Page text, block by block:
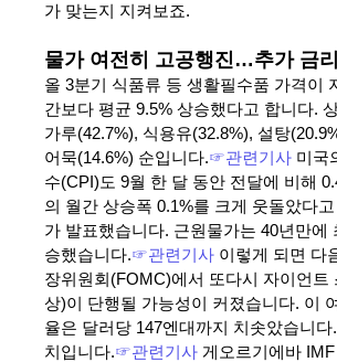
가 맞는지 지켜보죠.
물가 여전히 고공행진…추가 금
올 3분기 식품류 등 생활필수품 가격이
간보다 평균 9.5% 상승했다고 합니다.
가루(42.7%), 식용유(32.8%), 설탕
어묵(14.6%) 순입니다.☞관련기사 미국
수(CPI)도 9월 한 달 동안 전달에 비해
의 월간 상승폭 0.1%를 크게 웃돌았다
가 발표했습니다. 근원물가는 40년만에
승했습니다.☞관련기사 이렇게 되면 다
장위원회(FOMC)에서 또다시 자이언트
상)이 단행될 가능성이 커졌습니다. 이
율은 달러당 147엔대까지 치솟았습니다
치입니다.☞관련기사 게오르기에바